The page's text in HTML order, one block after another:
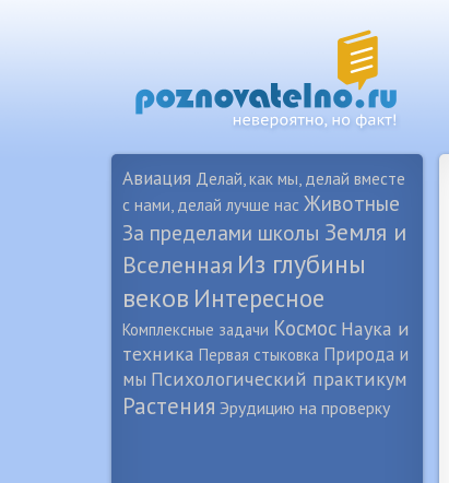
Авиация Делай, как мы, делай вместе
с нами, делай лучше нас Животные
За пределами школы Земля и
Вселенная Из глубины
веков Интересное
Комплексные задачи Космос Наука и
техника Первая стыковка Природа и
мы Психологический практикум
Растения Эрудицию на проверку